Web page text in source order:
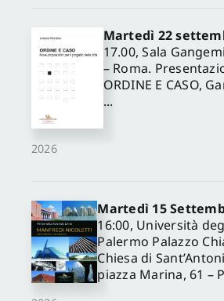
2026
Martedì 22
17.00, Sala
– Roma.
ORDINE E CASO,
...
Martedì 15
16:00, Università
Palermo Palazzo
Chiesa di
piazza Marina, 61 –